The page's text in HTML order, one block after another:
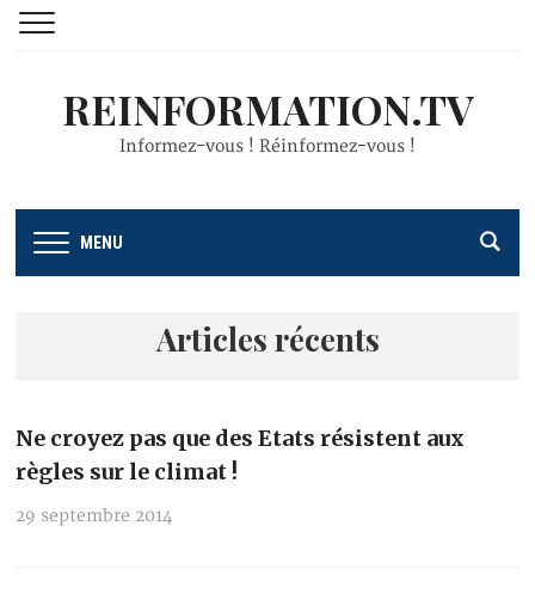
REINFORMATION.TV
Informez-vous ! Réinformez-vous !
MENU
Articles récents
Ne croyez pas que des Etats résistent aux
règles sur le climat !
29 septembre 2014